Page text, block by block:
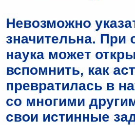
Невозможно
значительна. При
наука может
вспомнить, как
превратилась в
со многими
свои истинные